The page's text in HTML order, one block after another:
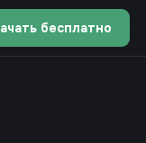
бесплатно